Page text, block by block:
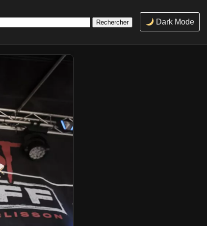
Dark Mode